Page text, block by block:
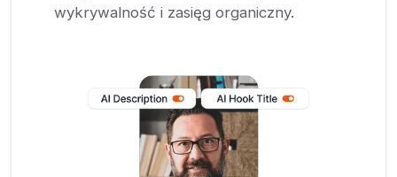
wykrywalność i zasięg organiczny.